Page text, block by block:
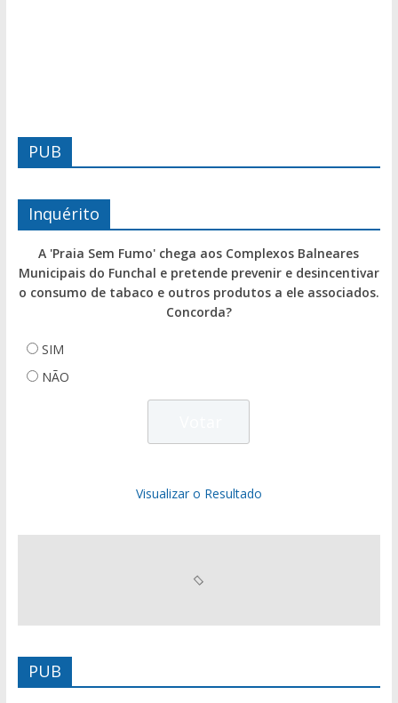
PUB
Inquérito
A 'Praia Sem Fumo' chega aos Complexos Balneares
Municipais do Funchal e pretende prevenir e desincentivar
o consumo de tabaco e outros produtos a ele associados.
Concorda?
SIM
NÃO
Visualizar o Resultado
PUB